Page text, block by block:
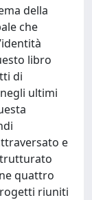
della
che
libro
di
ultimi
e
quattro
riuniti